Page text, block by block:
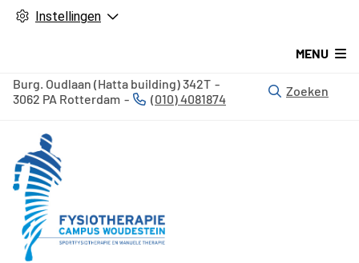
Instellingen
MENU
Burg. Oudlaan (Hatta building)342T
3062 PA Rotterdam Tel:
(010) 4081874
Zoeken